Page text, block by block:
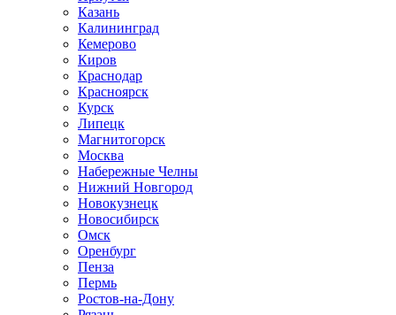
Казань
Калининград
Кемерово
Киров
Краснодар
Красноярск
Курск
Липецк
Магнитогорск
Москва
Набережные Челны
Нижний Новгород
Новокузнецк
Новосибирск
Омск
Оренбург
Пенза
Пермь
Ростов-на-Дону